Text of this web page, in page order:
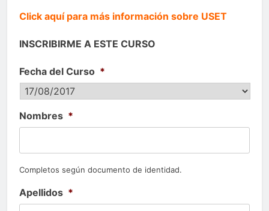
Click aquí para más información sobre USET
INSCRIBIRME A ESTE CURSO
Fecha del Curso *
Nombres *
Completos según documento de identidad.
Apellidos *